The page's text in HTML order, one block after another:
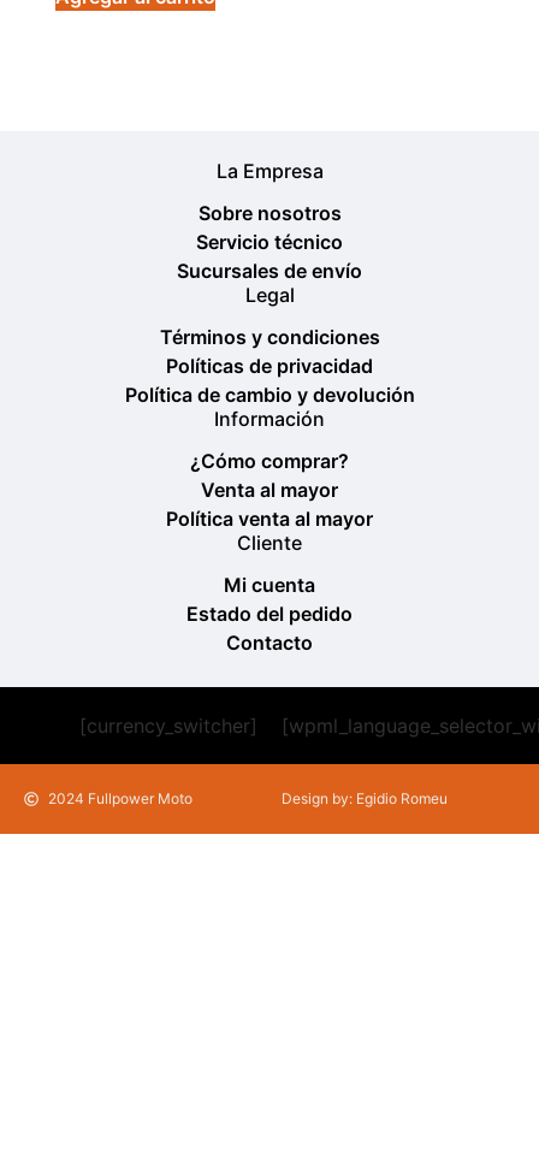
La Empresa
Sobre nosotros
Servicio técnico
Sucursales de envío
Legal
Términos y condiciones
Políticas de privacidad
Política de cambio y devolución
Información
¿Cómo comprar?
Venta al mayor
Política venta al mayor
Cliente
Mi cuenta
Estado del pedido
Contacto
[currency_switcher]
2024 Fullpower Moto Design by: Egidio Romeu